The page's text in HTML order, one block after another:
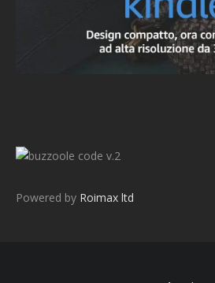
v.2
Powered by Roimax ltd